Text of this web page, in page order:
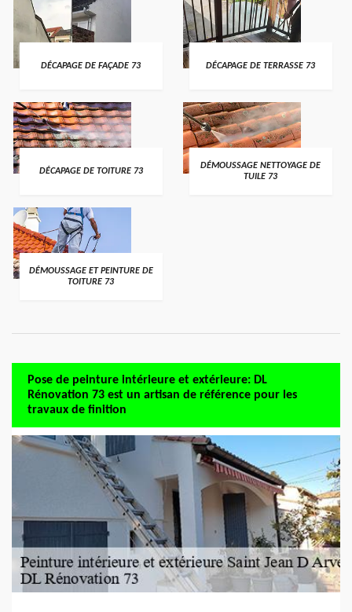
DÉCAPAGE DE FAÇADE 73 DÉCAPAGE DE TERRASSE 73
DÉCAPAGE DE TOITURE 73
DÉMOUSSAGE NETTOYAGE DE
TUILE 73
DÉMOUSSAGE ET PEINTURE DE
TOITURE 73
Pose de peinture intérieure et extérieure: DL
Rénovation 73 est un artisan de référence pour les
travaux de finition